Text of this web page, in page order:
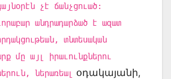
չէ ճանչցուած:
անդրադարձած է ազատ
տնտեսական
մը այլ իրաւունքներու
ներառեալ օդակայանի,